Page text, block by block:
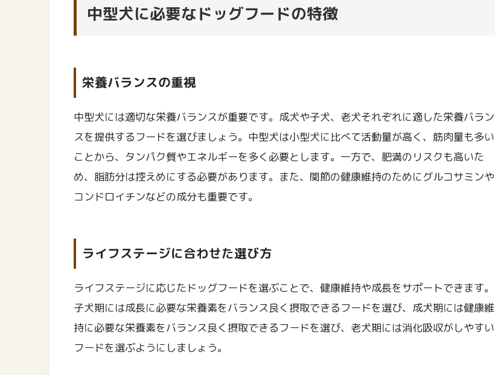
中型犬に必要なドッグフードの特徴
栄養バランスの重視
中型犬には適切な栄養バランスが重要です。成犬や子犬、老犬それぞれに適した栄養バラン
スを提供するフードを選びましょう。中型犬は小型犬に比べて活動量が高く、筋肉量も多い
ことから、タンパク質やエネルギーを多く必要とします。一方で、肥満のリスクも高いた
め、脂肪分は控えめにする必要があります。また、関節の健康維持のためにグルコサミンや
コンドロイチンなどの成分も重要です。
ライフステージに合わせた選び方
ライフステージに応じたドッグフードを選ぶことで、健康維持や成長をサポートできます。
子犬期には成長に必要な栄養素をバランス良く摂取できるフードを選び、成犬期には健康維
持に必要な栄養素をバランス良く摂取できるフードを選び、老犬期には消化吸収がしやすい
フードを選ぶようにしましょう。